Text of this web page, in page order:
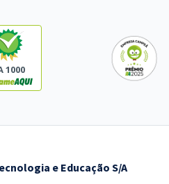
1000
e Educação S/A